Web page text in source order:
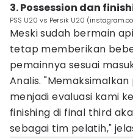
3. Possession dan
PSS U20 vs Persik U20
Meski sudah bermain
tetap memberikan
pemainnya sesuai
Analis.
menjadi evaluasi kami
finishing di final third
sebagai tim pelatih,"